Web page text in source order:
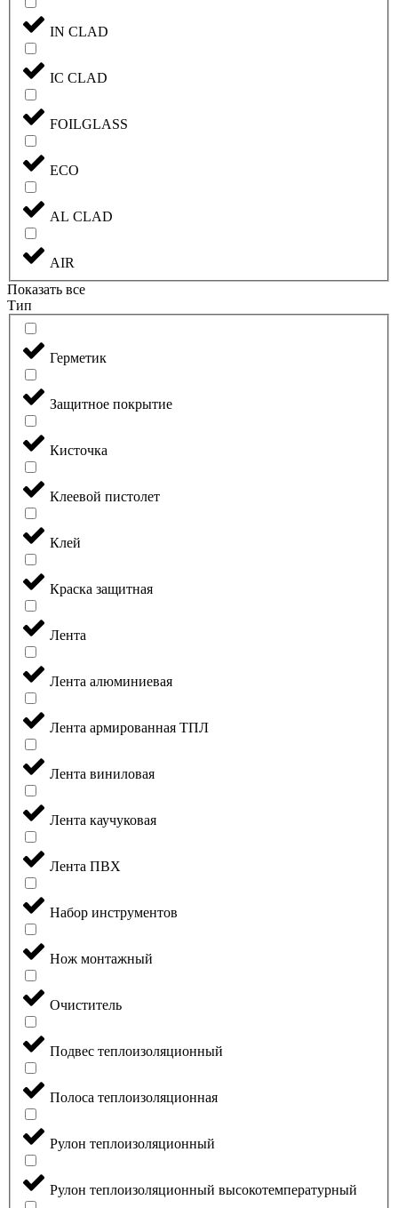
IN CLAD
IC CLAD
FOILGLASS
ECO
AL CLAD
AIR
Показать все
Тип
Герметик
Защитное покрытие
Кисточка
Клеевой пистолет
Клей
Краска защитная
Лента
Лента алюминиевая
Лента армированная ТПЛ
Лента виниловая
Лента каучуковая
Лента ПВХ
Набор инструментов
Нож монтажный
Очиститель
Подвес теплоизоляционный
Полоса теплоизоляционная
Рулон теплоизоляционный
Рулон теплоизоляционный высокотемпературный